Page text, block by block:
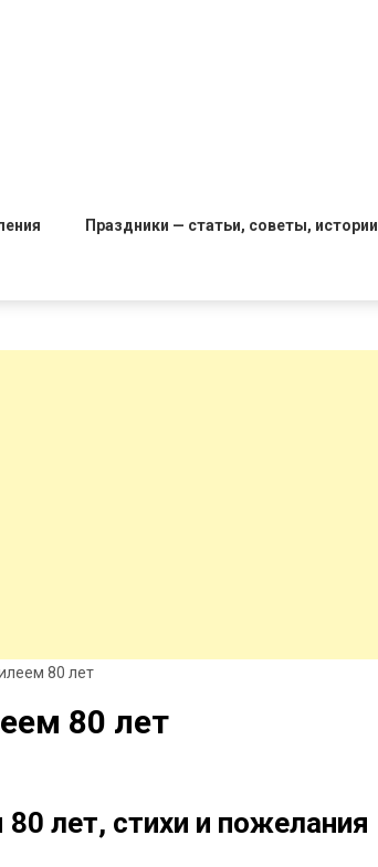
Праздники — статьи, советы, истории
80 лет
80 лет
лет, стихи и пожелания